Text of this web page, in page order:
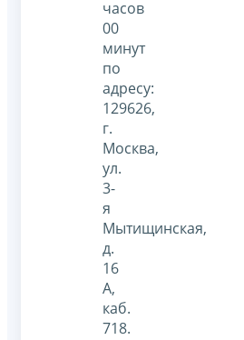
часов
00
минут
по
адресу:
129626,
г.
Москва,
ул.
3-
я
Мытищинская,
д.
16
А,
каб.
718.